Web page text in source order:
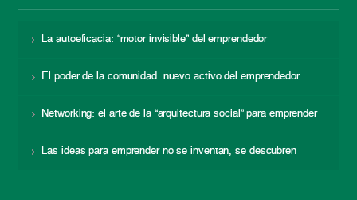
La autoeficacia: “motor invisible” del emprendedor
El poder de la comunidad: nuevo activo del emprendedor
Networking: el arte de la “arquitectura social” para emprender
Las ideas para emprender no se inventan, se descubren